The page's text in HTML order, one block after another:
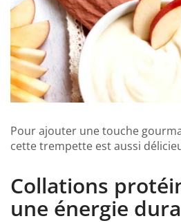
Pour ajouter une touche
cette trempette est aussi
Collations
une énergie